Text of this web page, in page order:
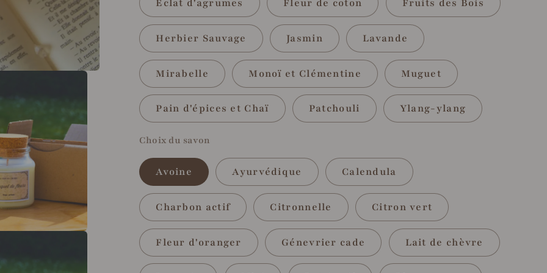
Éclat d'agrumes Fleur de coton Fruits des Bois
Herbier Sauvage Jasmin Lavande
Mirabelle Monoï et Clémentine Muguet
Pain d'épices et Chaï Patchouli Ylang-ylang
Choix du savon
Avoine Ayurvédique Calendula
Charbon actif Citronnelle Citron vert
Fleur d'oranger Génevrier cade Lait de chèvre